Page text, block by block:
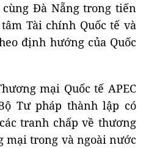
Đà Nẵng trong tiến
Tài chính Quốc tế và
định hướng của Quốc
mại Quốc tế APEC
Tư pháp thành lập có
tranh chấp về thương
mại trong và ngoài nước